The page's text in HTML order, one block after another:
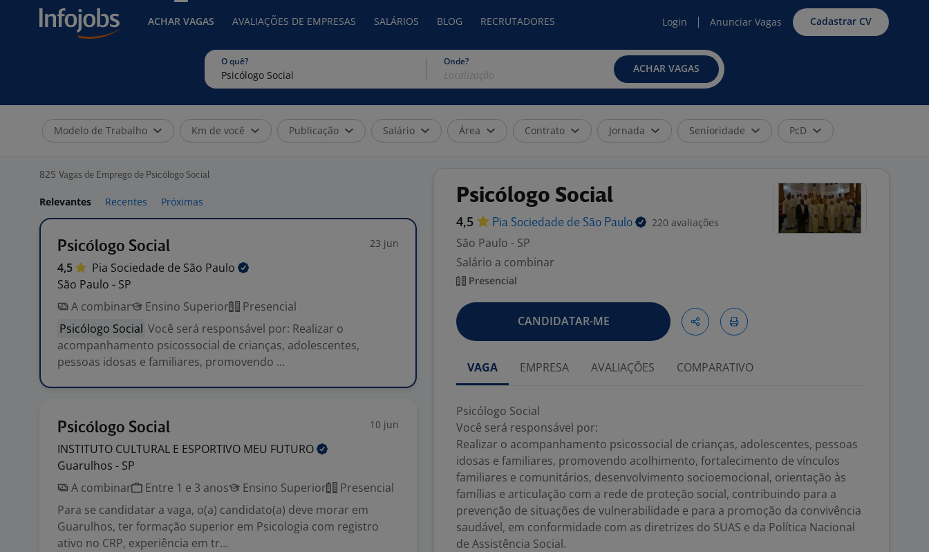
ACHAR VAGAS AVALIAÇÕES DE EMPRESAS SALÁRIOS BLOG RECRUTADORES Login Anunciar Vagas Cadastrar CV
O quê? Onde?
ACHAR VAGAS
Modelo de Trabalho Km de você Publicação Salário Área Contrato Jornada Senioridade PcD
825 Vagas de Emprego de Psicólogo Social
Relevantes Recentes Próximas
Psicólogo Social 23 jun
4,5 Pia Sociedade de São Paulo
São Paulo - SP
A combinar
Ensino Superior
Presencial
Psicólogo Social Você será responsável por: Realizar o
acompanhamento psicossocial de crianças, adolescentes,
pessoas idosas e familiares, promovendo ...
Psicólogo Social 10 jun
INSTITUTO CULTURAL E ESPORTIVO MEU FUTURO
Guarulhos - SP
A combinar
Entre 1 e 3 anos Ensino Superior
Presencial
Para se candidatar a vaga, o(a) candidato(a) deve morar em
Guarulhos, ter formação superior em Psicologia com registro
ativo no CRP, experiência em tr...
Psicólogo Social
4,5 Pia Sociedade de São Paulo 220 avaliações
São Paulo - SP
Salário a combinar
Presencial
CANDIDATAR-ME
VAGA EMPRESA AVALIAÇÕES COMPARATIVO
Psicólogo Social
Você será responsável por:
Realizar o acompanhamento psicossocial de crianças, adolescentes, pessoas
idosas e familiares, promovendo acolhimento, fortalecimento de vínculos
familiares e comunitários, desenvolvimento socioemocional, orientação às
famílias e articulação com a rede de proteção social, contribuindo para a
prevenção de situações de vulnerabilidade e para a promoção da convivência
saudável, em conformidade com as diretrizes do SUAS e da Política Nacional
de Assistência Social.